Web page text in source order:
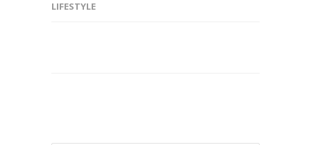
LIFESTYLE